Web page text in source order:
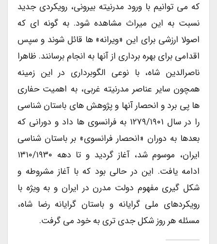
که می توانیم با ورود مدرنیته بیرونی، رویکردی جدید
نسبت به این میراث مشاهده شود. به گونه ای که
اصولا ارزشی برای این «ویرانه» ها قائل شوند و سپس
اقدامی برای بهره برداری از آنها به انجام برسانند. ظاهرا
ناصرالدین شاه، با نوعی الگوبرداری در این زمینه
همچون سایر عناصر مدرنیته غربی، به اهمیت حفاری
ها پی برد و انحصار آنها و پژوهش های باستان شناسی
را در سال ۱۲۷۹/۱۹۰۱ به فرانسوی ها داد و دورانی که
بعدها به دوران «انحصار فرانسوی» بر باستان شناسی
ایران، موسوم شد، آغاز گردید و تا دهه ۱۳۱۰/۱۹۳۰
ادامه یافت. این در حالی بود که با آغاز مشروطه و
شکل گیری مفهوم دولت مدرن در ایران و به ویژه با
رویکردهای ملی گرایانه و باستان گرایانه رضا شاه،
مسئله هر روز شکل جدی تری به خود می گرفت.